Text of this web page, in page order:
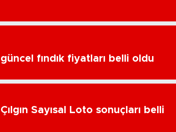
fındık fiyatları belli oldu
Sayısal Loto sonuçları belli